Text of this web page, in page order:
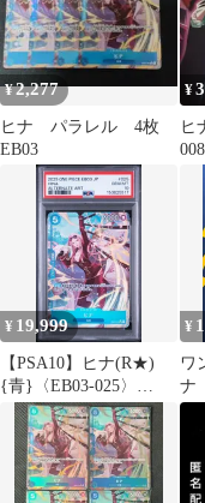
¥2,277
ヒナ パラレル 4枚
EB03
¥
ヒ
¥ 19,999
【PSA10】ヒナ(R★)
{青}〈EB03-025〉
[【EB-03】エクストラ
ブースター ONE PIECE
Heroines Edition] パラレ
ル
¥
ワ
ナ
デ